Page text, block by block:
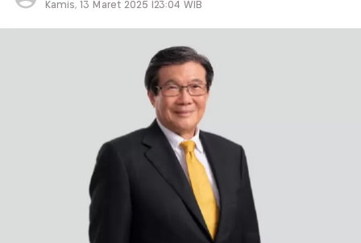
Kamis, 13 Maret 2025 |23:04 WIB